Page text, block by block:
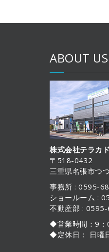
ABOUT US
株式会社テラカド
〒518-0432
三重県名張市つ
事務所 : 0595-
ショールーム :
不動産部 :
◆営業時間：9
◆定休日： 日曜